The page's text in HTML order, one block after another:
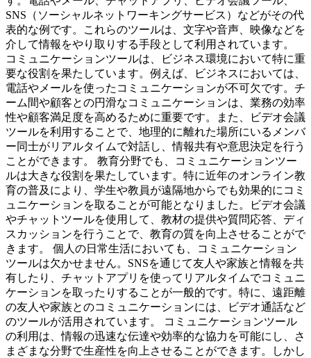
SNS（ソーシャルネットワーキングサービス）などがその代
表的な例です。これらのツールは、文字や音声、映像などを
介して情報をやり取りする手段として利用されています。
コミュニケーションツールは、ビジネス環境において特に重
要な役割を果たしています。例えば、ビジネスにおいては、
電話やメールを使ったコミュニケーションが不可欠です。チ
ーム間や顧客との円滑なコミュニケーションは、業務の効率
性や顧客満足度を高めるために重要です。また、ビデオ会議
ツールを利用することで、地理的に離れた場所にいるメンバ
ー同士がリアルタイムで対話し、情報共有や意思決定を行う
ことができます。 教育分野でも、コミュニケーションツー
ルは大きな役割を果たしています。特に近年のオンライン教
育の普及により、学生や教員が遠隔地からでも効果的にコミ
ュニケーションを取ることが可能となりました。ビデオ会議
やチャットツールを使用して、教材の提供や質問応答、ディ
スカッションを行うことで、教育の質を向上させることがで
きます。 個人の日常生活においても、コミュニケーション
ツールは欠かせません。SNSを通じて友人や家族と情報を共
有したり、チャットアプリを使ってリアルタイムでコミュニ
ケーションを取ったりすることが一般的です。特に、遠距離
の友人や家族とのコミュニケーションには、ビデオ通話など
のツールが活用されています。 コミュニケーションツール
の利用は、情報の迅速な伝達や効率的な協力を可能にし、さ
まざまな分野で生産性を向上させることができます。しかし